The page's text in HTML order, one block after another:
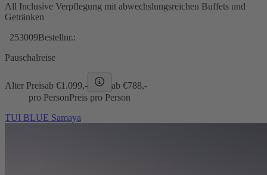
All Inclusive Verpflegung mit abwechslungsreichen Buffets und
Getränken
253009Bestellnr.:
Pauschalreise
Alter Preisab €1.099,- ab €788,-
pro PersonPreis pro Person
TUI BLUE Samaya